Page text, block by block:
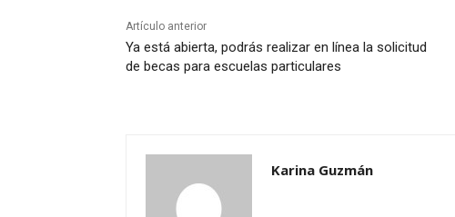
Artículo anterior
Ya está abierta, podrás realizar en línea la solicitud
de becas para escuelas particulares
Karina Guzmán